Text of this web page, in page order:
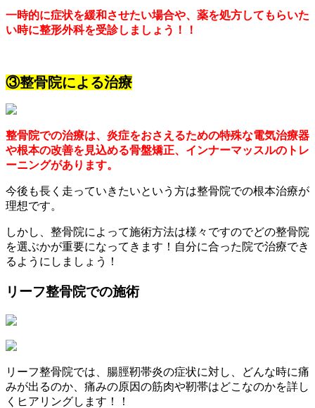
一時的に症状を緩和させたい場合や、薬を処方してもらいた
い時に整形外科を受診しましょう！！
③整骨院による治療
整骨院での治療は、炎症をおさえるための特殊な電気治療器
や根本の改善を見込める骨盤矯正、インナーマッスルのトレ
ーニングがあります。
今後も長く走っていきたいという方は整骨院での根本治療が
理想です。
しかし、整骨院によって施術方法は様々ですのでどの整骨院
を選ぶかが重要になってきます！自分に合った院で治療でき
るようにしましょう！
リーフ整骨院での施術
リーフ整骨院では、腸脛靭帯炎の症状に対し、どんな時に痛
みが出るのか、痛みの原因の筋肉や靭帯はどこなのかを詳し
くヒアリングします！！